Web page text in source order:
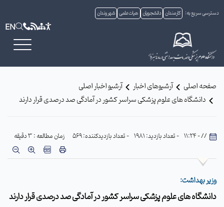
دسترسی سریع به: کارمندان دانشجویان هیات علمی شهروندان
EN
صفحه اصلی آرشیوهای اخبار
آرشیو اخبار اصلی
دانشگاه های علوم پزشکی سراسر کشور در آمادگی صد درصدی قرار دارند
// - 11:24 - تعداد بازدید: 1981 - تعداد بازدیدکننده: 569 زمان مطالعه : 3 دقیقه
وزیر بهداشت:
دانشگاه های علوم پزشکی سراسر کشور در آمادگی صد درصدی قرار دارند